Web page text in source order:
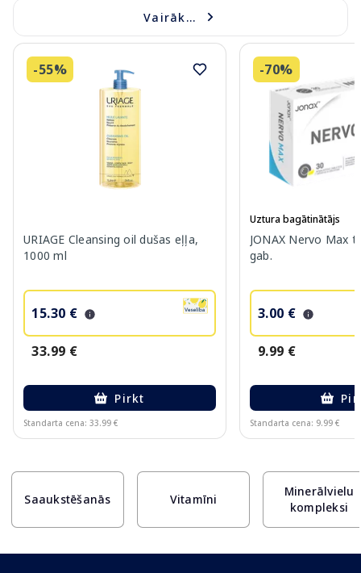
Vairāk...
-55%
URIAGE Cleansing oil dušas eļļa,
1000 ml
15.30 €
33.99 €
Pirkt
Standarta cena: 33.99 €
-70%
Uztura bagātinātājs
JONAX Nervo Max
gab.
3.00 €
9.99 €
Standarta cena: 9.99 €
Saaukstēšanās Vitamīni
Minerālvielu
kompleksi